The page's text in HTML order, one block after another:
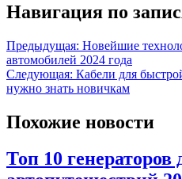
Навигация по
Предыдущая: Новейшие
автомобилей 2024 года
Следующая: Кабели для
нужно знать новичкам
Похожие новости
Топ 10 генераторов